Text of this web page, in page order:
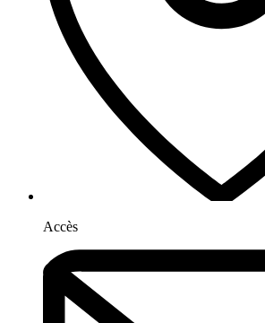
Accès